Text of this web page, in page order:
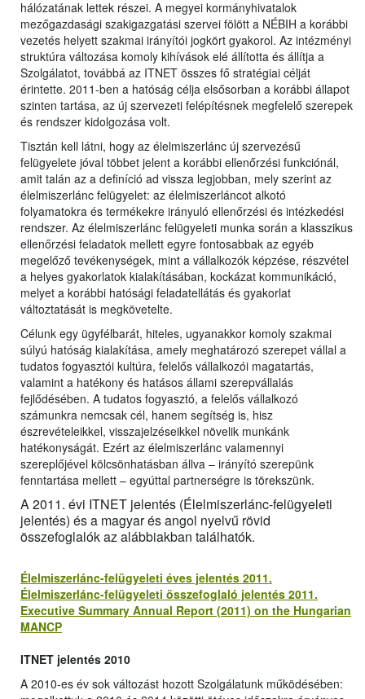
hálózatának lettek részei. A megyei kormányhivatalok
mezőgazdasági szakigazgatási szervei fölött a NÉBIH a korábbi
vezetés helyett szakmai irányítói jogkört gyakorol. Az intézményi
struktúra változása komoly kihívások elé állította és állítja a
Szolgálatot, továbbá az ITNET összes fő stratégiai célját
érintette. 2011-ben a hatóság célja elsősorban a korábbi állapot
szinten tartása, az új szervezeti felépítésnek megfelelő szerepek
és rendszer kidolgozása volt.
Tisztán kell látni, hogy az élelmiszerlánc új szervezésű
felügyelete jóval többet jelent a korábbi ellenőrzési funkciónál,
amit talán az a definíció ad vissza legjobban, mely szerint az
élelmiszerlánc felügyelet: az élelmiszerláncot alkotó
folyamatokra és termékekre irányuló ellenőrzési és intézkedési
rendszer. Az élelmiszerlánc felügyeleti munka során a klasszikus
ellenőrzési feladatok mellett egyre fontosabbak az egyéb
megelőző tevékenységek, mint a vállalkozók képzése, részvétel
a helyes gyakorlatok kialakításában, kockázat kommunikáció,
melyet a korábbi hatósági feladatellátás és gyakorlat
változtatását is megkövetelte.
Célunk egy ügyfélbarát, hiteles, ugyanakkor komoly szakmai
súlyú hatóság kialakítása, amely meghatározó szerepet vállal a
tudatos fogyasztói kultúra, felelős vállalkozói magatartás,
valamint a hatékony és hatásos állami szerepvállalás
fejlődésében. A tudatos fogyasztó, a felelős vállalkozó
számunkra nemcsak cél, hanem segítség is, hisz
észrevételeikkel, visszajelzéseikkel növelik munkánk
hatékonyságát. Ezért az élelmiszerlánc valamennyi
szereplőjével kölcsönhatásban állva – irányító szerepünk
fenntartása mellett – egyúttal partnerségre is törekszünk.
A 2011. évi ITNET jelentés (Élelmiszerlánc-felügyeleti
jelentés) és a magyar és angol nyelvű rövid
összefoglalók az alábbiakban találhatók.
Élelmiszerlánc-felügyeleti éves jelentés 2011.
Élelmiszerlánc-felügyeleti összefoglaló jelentés 2011.
Executive Summary Annual Report (2011) on the Hungarian
MANCP
ITNET jelentés 2010
A 2010-es év sok változást hozott Szolgálatunk működésében: